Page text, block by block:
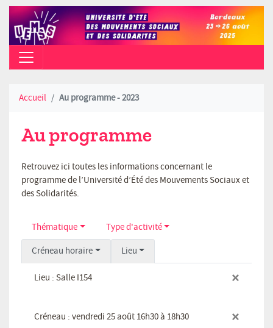
CAMPUS PEIXOTTO (TALENCE) -
Accueil Au programme - 2023
Au programme
Retrouvez ici toutes les informations concernant le
programme de l’Université d’Été des Mouvements Sociaux et
des Solidarités.
Thématique Type d'activité
Créneau horaire Lieu
×
Lieu : Salle I154
×
Créneau : vendredi 25 août 16h30 à 18h30